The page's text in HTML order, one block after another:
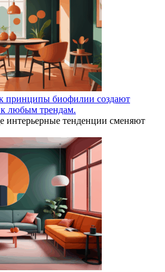
принципы биофилии создают
любым трендам.
интерьерные тенденции сменяют